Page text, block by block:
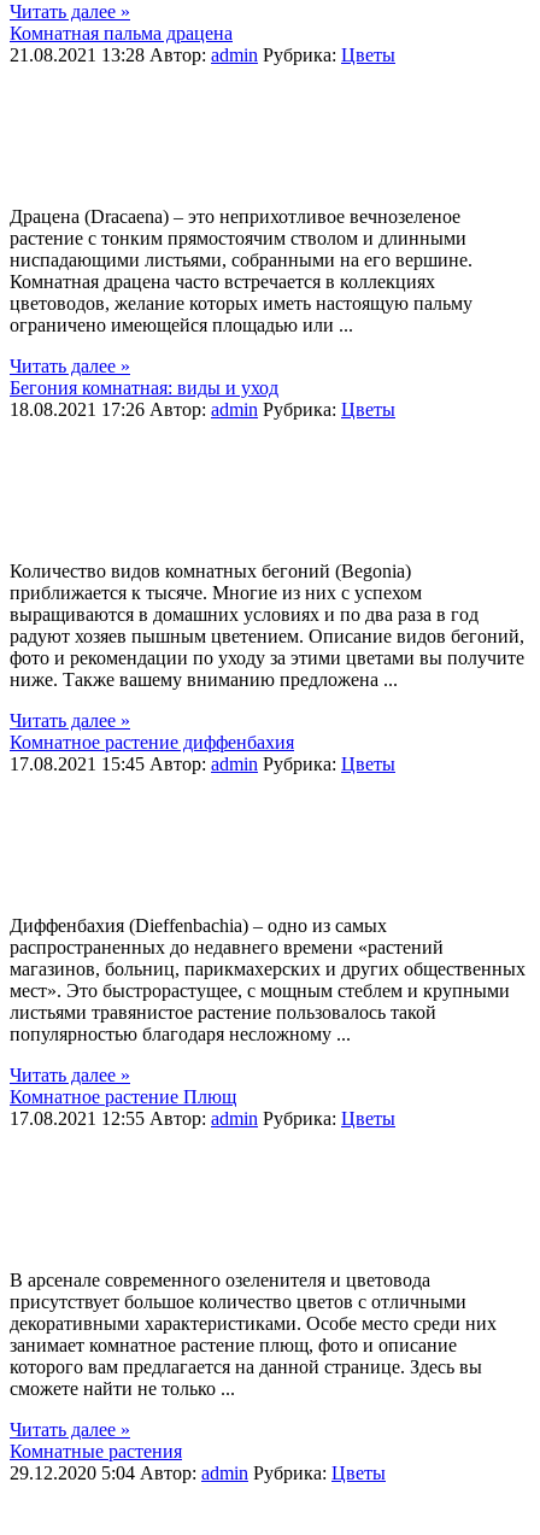
Читать далее »
Комнатная пальма драцена
21.08.2021 13:28 Автор: admin Рубрика: Цветы
Драцена (Dracaena) – это неприхотливое вечнозеленое
растение с тонким прямостоячим стволом и длинными
ниспадающими листьями, собранными на его вершине.
Комнатная драцена часто встречается в коллекциях
цветоводов, желание которых иметь настоящую пальму
ограничено имеющейся площадью или ...
Читать далее »
Бегония комнатная: виды и уход
18.08.2021 17:26 Автор: admin Рубрика: Цветы
Количество видов комнатных бегоний (Begonia)
приближается к тысяче. Многие из них с успехом
выращиваются в домашних условиях и по два раза в год
радуют хозяев пышным цветением. Описание видов бегоний,
фото и рекомендации по уходу за этими цветами вы получите
ниже. Также вашему вниманию предложена ...
Читать далее »
Комнатное растение диффенбахия
17.08.2021 15:45 Автор: admin Рубрика: Цветы
Диффенбахия (Dieffenbachia) – одно из самых
распространенных до недавнего времени «растений
магазинов, больниц, парикмахерских и других общественных
мест». Это быстрорастущее, с мощным стеблем и крупными
листьями травянистое растение пользовалось такой
популярностью благодаря несложному ...
Читать далее »
Комнатное растение Плющ
17.08.2021 12:55 Автор: admin Рубрика: Цветы
В арсенале современного озеленителя и цветовода
присутствует большое количество цветов с отличными
декоративными характеристиками. Особе место среди них
занимает комнатное растение плющ, фото и описание
которого вам предлагается на данной странице. Здесь вы
сможете найти не только ...
Читать далее »
Комнатные растения
29.12.2020 5:04 Автор: admin Рубрика: Цветы